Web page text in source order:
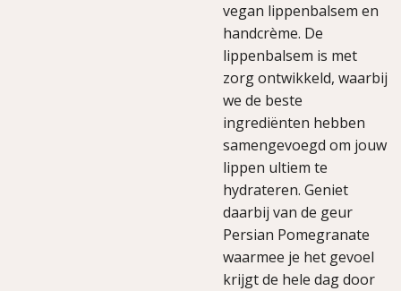
vegan lippenbalsem en
handcrème. De
lippenbalsem is met
zorg ontwikkeld, waarbij
we de beste
ingrediënten hebben
samengevoegd om jouw
lippen ultiem te
hydrateren. Geniet
daarbij van de geur
Persian Pomegranate
waarmee je het gevoel
krijgt de hele dag door